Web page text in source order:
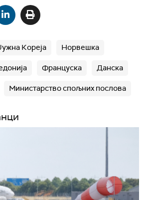
Кореја Норвешка
Француска Данска
Министарство спољних послова